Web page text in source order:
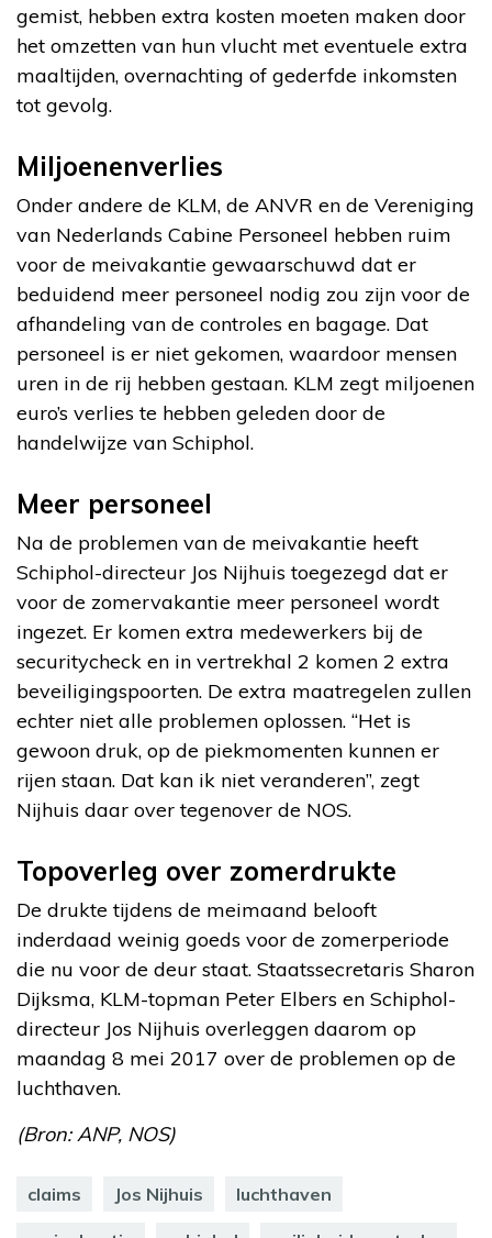
gemist, hebben extra kosten moeten maken door
het omzetten van hun vlucht met eventuele extra
maaltijden, overnachting of gederfde inkomsten
tot gevolg.
Miljoenenverlies
Onder andere de KLM, de ANVR en de Vereniging
van Nederlands Cabine Personeel hebben ruim
voor de meivakantie gewaarschuwd dat er
beduidend meer personeel nodig zou zijn voor de
afhandeling van de controles en bagage. Dat
personeel is er niet gekomen, waardoor mensen
uren in de rij hebben gestaan. KLM zegt miljoenen
euro’s verlies te hebben geleden door de
handelwijze van Schiphol.
Meer personeel
Na de problemen van de meivakantie heeft
Schiphol-directeur Jos Nijhuis toegezegd dat er
voor de zomervakantie meer personeel wordt
ingezet. Er komen extra medewerkers bij de
securitycheck en in vertrekhal 2 komen 2 extra
beveiligingspoorten. De extra maatregelen zullen
echter niet alle problemen oplossen. “Het is
gewoon druk, op de piekmomenten kunnen er
rijen staan. Dat kan ik niet veranderen”, zegt
Nijhuis daar over tegenover de NOS.
Topoverleg over zomerdrukte
De drukte tijdens de meimaand belooft
inderdaad weinig goeds voor de zomerperiode
die nu voor de deur staat. Staatssecretaris Sharon
Dijksma, KLM-topman Peter Elbers en Schiphol-
directeur Jos Nijhuis overleggen daarom op
maandag 8 mei 2017 over de problemen op de
luchthaven.
(Bron: ANP, NOS)
claims Jos Nijhuis luchthaven